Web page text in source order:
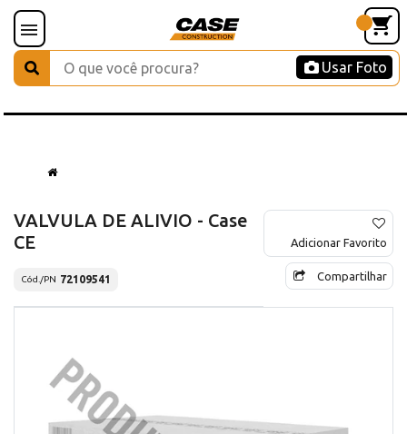
Usar Foto
VALVULA DE ALIVIO - Case
CE
Cód./PN 72109541
Adicionar Favorito
Compartilhar